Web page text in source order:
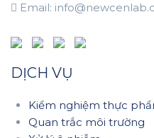
Email:
DỊCH VỤ
Kiểm nghiệm thực
Quan trắc môi trường